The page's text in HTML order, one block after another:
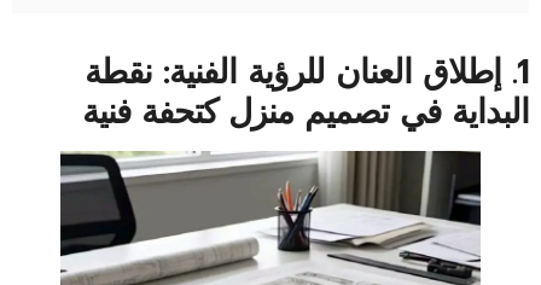
1. إطلاق العنان للرؤية الفنية: نقطة
البداية في تصميم منزل كتحفة فنية